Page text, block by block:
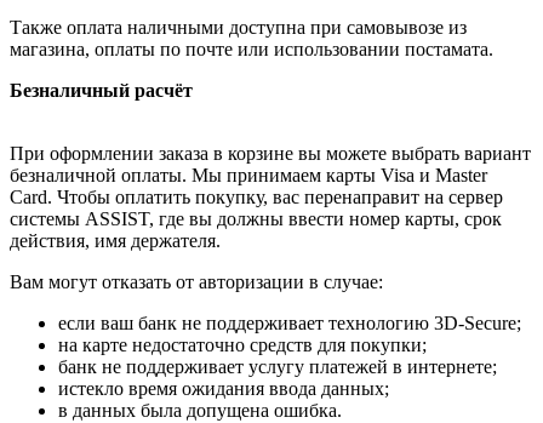
Также оплата наличными доступна при самовывозе из
магазина, оплаты по почте или использовании постамата.
Безналичный расчёт
При оформлении заказа в корзине вы можете выбрать вариант
безналичной оплаты. Мы принимаем карты Visa и Master
Card. Чтобы оплатить покупку, вас перенаправит на сервер
системы ASSIST, где вы должны ввести номер карты, срок
действия, имя держателя.
Вам могут отказать от авторизации в случае:
если ваш банк не поддерживает технологию 3D-Secure;
на карте недостаточно средств для покупки;
банк не поддерживает услугу платежей в интернете;
истекло время ожидания ввода данных;
в данных была допущена ошибка.